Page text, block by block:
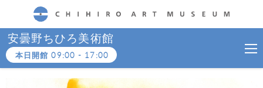
CHIHIRO ART MUSEUM
安曇野ちひろ美術館
本日開館09:00 - 17:00